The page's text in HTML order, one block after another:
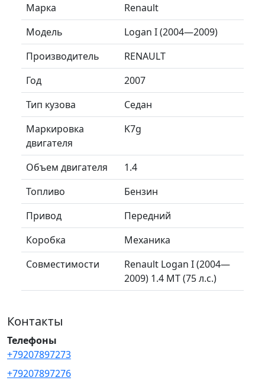
Марка
Renault
Модель
Logan I (2004—2009)
Производитель
RENAULT
Год
2007
Тип кузова
Седан
Маркировка
двигателя
K7g
Объем двигателя
1.4
Топливо
Бензин
Привод
Передний
Коробка
Механика
Совместимости
Renault Logan I (2004—
2009) 1.4 MT (75 л.с.)
Контакты
Телефоны
+79207897273
+79207897276